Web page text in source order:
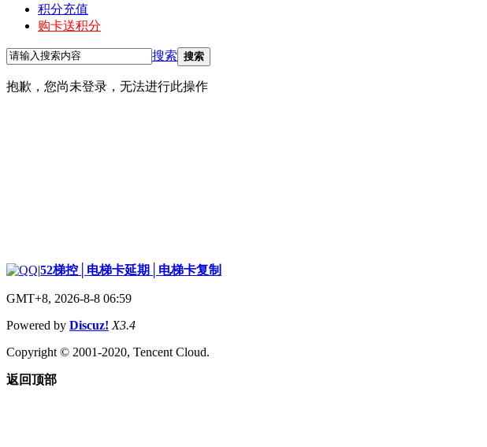
积分充值
购卡送积分
搜索 搜索
抱歉，您尚未登录，无法进行此操作
|52梯控│电梯卡延期│电梯卡复制
GMT+8, 2026-8-8 06:59
Powered by Discuz! X3.4
Copyright © 2001-2020, Tencent Cloud.
返回顶部